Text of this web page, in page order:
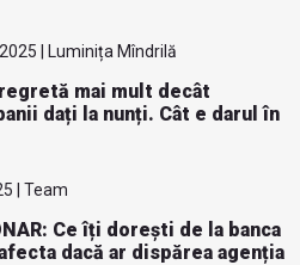
| Luminița Mîndrilă
mai mult decât
dați la nunți. Cât e darul în
| Team
Ce îți dorești de la banca
dacă ar dispărea agenția